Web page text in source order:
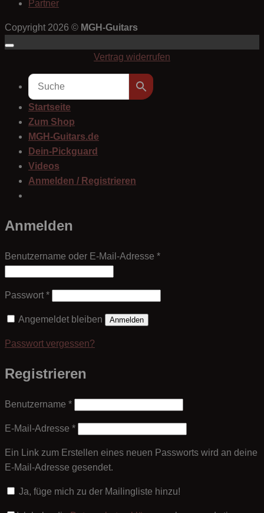
Partner
Copyright 2026 © MGH-Guitars
Vertrag widerrufen
Startseite
Zum Shop
MGH-Guitars.de
Dein-Pickguard
Videos
Anmelden / Registrieren
Anmelden
Benutzername oder E-Mail-Adresse *Erforderlich
Passwort *Erforderlich
Angemeldet bleiben Anmelden
Passwort vergessen?
Registrieren
Benutzername *Erforderlich
E-Mail-Adresse *Erforderlich
Ein Link zum Erstellen eines neuen Passworts wird an deine
E-Mail-Adresse gesendet.
Ja, füge mich zu der Mailingliste hinzu!